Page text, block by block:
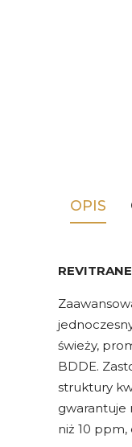
OPIS
świeży,
BDDE.
struktury
gwarantuje
niż 10